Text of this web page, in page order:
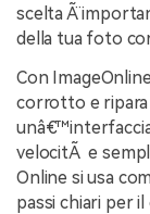
scelta Ã¨
della tua foto
Con
corrotto e
velocitÃ e
Online si usa
passi chiari per